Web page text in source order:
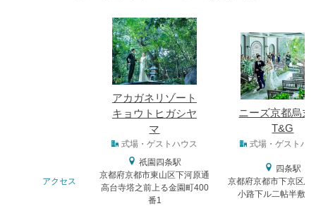
アカガネリゾート
キョウトヒガシヤ
マ
ニーズ京都烏丸
T&G
式場・ゲストハウス 式場・ゲストハ
アクセス
祇園四条駅
京都府京都市東山区下河原通
高台寺塔之前上る金園町400
番1
四条駅
京都府京都市下京区烏
小路下ル二帖半敷町